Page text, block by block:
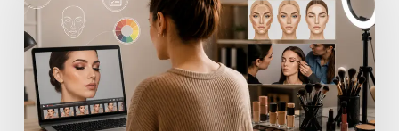
Tutorial
Non
Bastano
Più